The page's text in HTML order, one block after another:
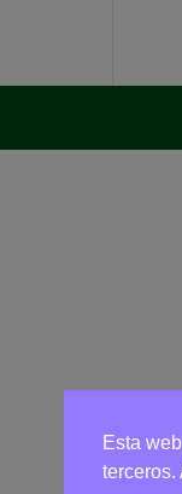
Esta
terceros.